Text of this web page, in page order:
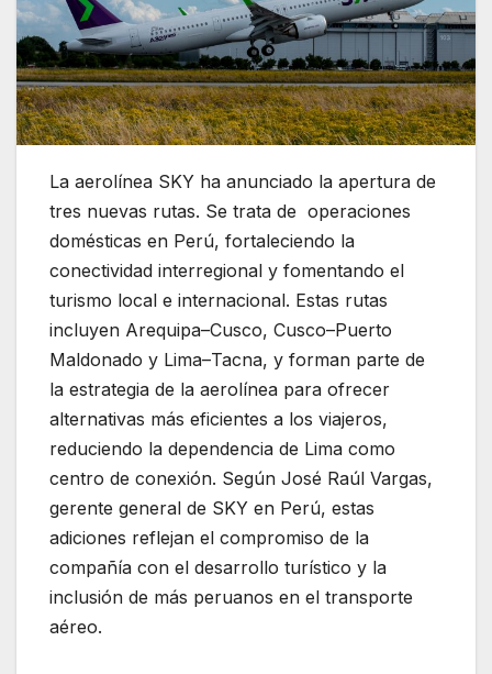
La aerolínea SKY ha anunciado la apertura de
tres nuevas rutas. Se trata de operaciones
domésticas en Perú, fortaleciendo la
conectividad interregional y fomentando el
turismo local e internacional. Estas rutas
incluyen Arequipa–Cusco, Cusco–Puerto
Maldonado y Lima–Tacna, y forman parte de
la estrategia de la aerolínea para ofrecer
alternativas más eficientes a los viajeros,
reduciendo la dependencia de Lima como
centro de conexión. Según José Raúl Vargas,
gerente general de SKY en Perú, estas
adiciones reflejan el compromiso de la
compañía con el desarrollo turístico y la
inclusión de más peruanos en el transporte
aéreo.